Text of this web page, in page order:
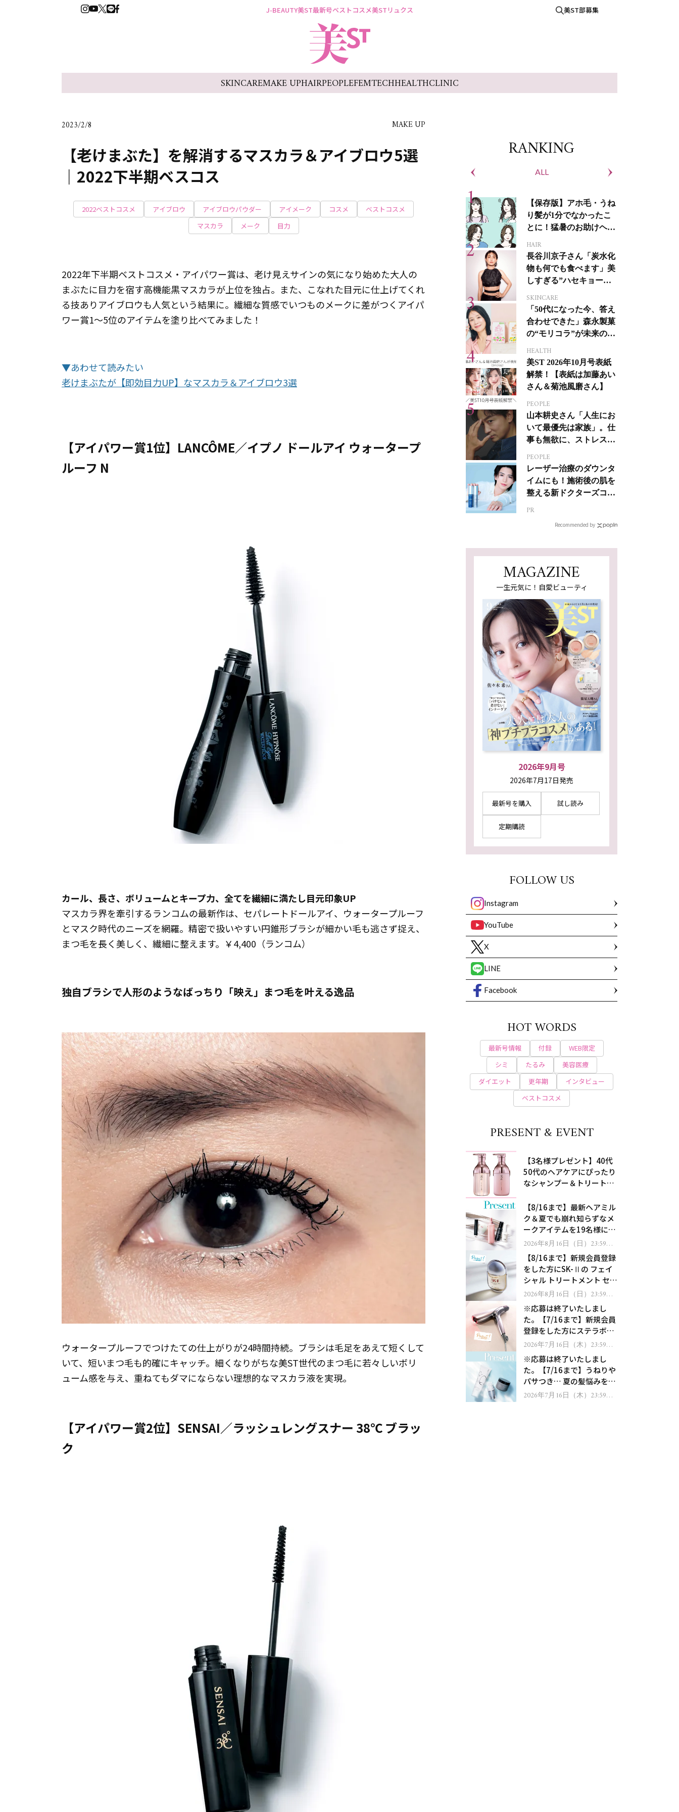
J-BEAUTY美ST最新号ベストコスメ美STリュクス 美ST部募集
SKINCAREMAKE UPHAIRPEOPLEFEMTECHHEALTHCLINIC
2023/2/8 MAKE UP
【老けまぶた】を解消するマスカラ＆アイブロウ5選
｜2022下半期ベスコス
2022ベストコスメ アイブロウ アイブロウパウダー アイメーク コスメ
ベストコスメ
マスカラ
メーク 目力
2022年下半期ベストコスメ・アイパワー賞は、老け見えサインの気になり始めた大人の
まぶたに目力を宿す高機能黒マスカラが上位を独占。また、こなれた目元に仕上げてくれ
る技ありアイブロウも人気という結果に。繊細な質感でいつものメークに差がつくアイパ
ワー賞1～5位のアイテムを塗り比べてみました！
▼あわせて読みたい
老けまぶたが【即効目力UP】なマスカラ＆アイブロウ3選
【アイパワー賞1位】LANCÔME／イプノ ドールアイ ウォータープ
ルーフ N
カール、長さ、ボリュームとキープ力、全てを繊細に満たし目元印象UP
マスカラ界を牽引するランコムの最新作は、セパレートドールアイ、ウォータープルーフ
とマスク時代のニーズを網羅。精密で扱いやすい円錐形ブラシが細かい毛も逃さず捉え、
まつ毛を長く美しく、繊細に整えます。￥4,400（ランコム）
独自ブラシで人形のようなばっちり「映え」まつ毛を叶える逸品
ウォータープルーフでつけたての仕上がりが24時間持続。ブラシは毛足をあえて短くして
いて、短いまつ毛も的確にキャッチ。細くなりがちな美ST世代のまつ毛に若々しいボリ
ューム感を与え、重ねてもダマにならない理想的なマスカラ液を実現。
【アイパワー賞2位】SENSAI／ラッシュレングスナー 38℃ ブラッ
ク
RANKING
ALL
【保存版】アホ毛・うね
り髪が1分でなかったこ
とに！猛暑のお助けヘア
HAIR
長谷川京子さん「炭水化
物も何でも食べます」美
しすぎる”ハセキョーボ
SKINCARE
「50代になった今、答え
合わせできた」森永製菓
の“モリコラ”が未来のキ
HEALTH
美ST 2026年10月号表紙
解禁！【表紙は加藤あい
さん＆菊池風磨さん】
PEOPLE
山本耕史さん「人生にお
いて最優先は家族」。仕
事も無欲に、ストレスを
PEOPLE
レーザー治療のダウンタ
イムにも！施術後の肌を
整える新ドクターズコス
PR
Recommended by
MAGAZINE
一生元気に！自愛ビューティ
2026年9月号
2026年7月17日発売
最新号を購入 試し読み
定期購読
FOLLOW US
Instagram
YouTube
X
LINE
Facebook
HOT WORDS
最新号情報 付録
WEB限定
シミ
たるみ
美容医療
ダイエット
更年期
インタビュー
ベストコスメ
PRESENT & EVENT
【3名様プレゼント】40代
50代のヘアケアにぴったり
なシャンプー＆トリートメ
処！
【8/16まで】最新ヘアミル
ク＆夏でも崩れ知らずなメ
ークアイテムを19名様にプ
レゼント！
2026年8月16日（日）23:59ま
で【8/16まで】新規会員登録
をした方にSK-Ⅱの フェイ
シャル トリートメント セラ
ムをプレゼント！
2026年8月16日（日）23:59ま
※応募は終了いたしまし
た。【7/16まで】新規会員
登録をした方にステラボー
テのシャインリバース ヘア
ゼント！
2026年7月16日（木）23:59ま
※応募は終了いたしまし
た。【7/16まで】うねりや
パサつき… 夏の髪悩みを解
消するヘアケアアイテムを
2026年7月16日（木）23:59ま